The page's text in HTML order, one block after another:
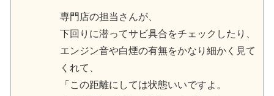
専門店の担当さんが、
下回りに潜ってサビ具合をチェックしたり、
エンジン音や白煙の有無をかなり細かく見て
くれて、
「この距離にしては状態いいですよ。